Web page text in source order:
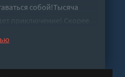
собой!Тысяча
приключение! Скорее